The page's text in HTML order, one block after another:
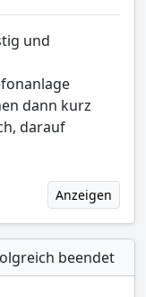
und
dann kurz
darauf
Anzeigen
beendet